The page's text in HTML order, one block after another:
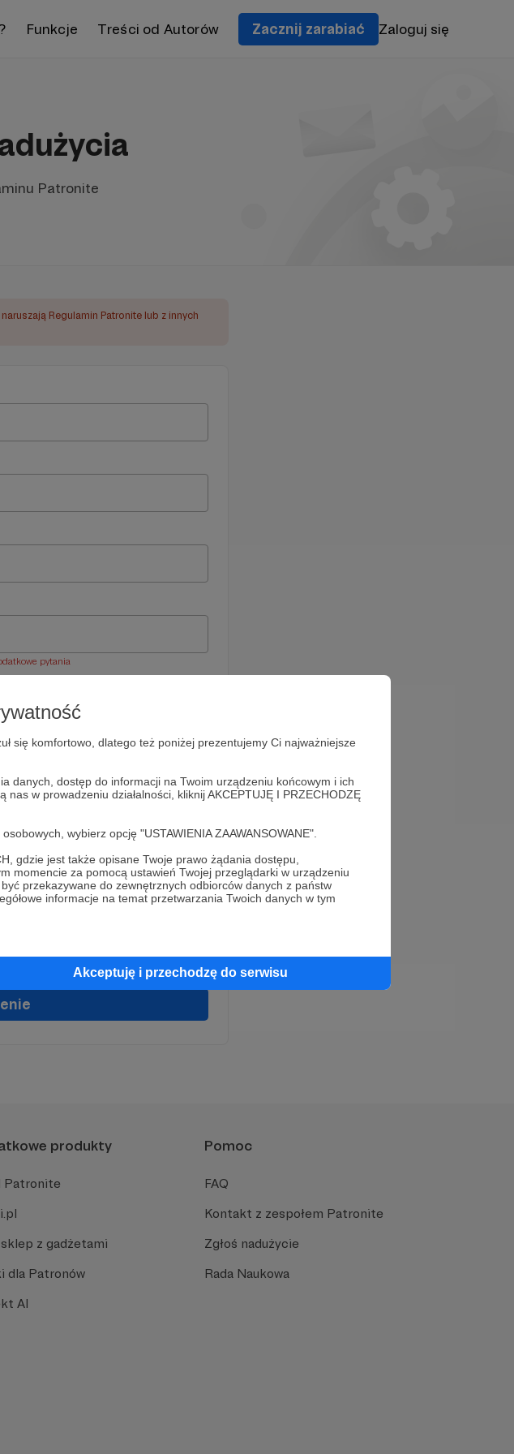
się komfortowo, dlatego też poniżej prezentujemy Ci najważniejsze
danych, dostęp do informacji na Twoim urządzeniu końcowym i ich
w prowadzeniu działalności, kliknij AKCEPTUJĘ I PRZECHODZĘ
wybierz opcję "USTAWIENIA ZAAWANSOWANE".
gdzie jest także opisane Twoje prawo żądania dostępu,
momencie za pomocą ustawień Twojej przeglądarki w urządzeniu
przekazywane do zewnętrznych odbiorców danych z państw
informacje na temat przetwarzania Twoich danych w tym
Akceptuję i przechodzę do serwisu
Funkcje Treści od Autorów Zacznij zarabiać Zaloguj się
Patronite
Regulamin Patronite lub z innych
pytania
osobowych przez Patronite
z o.o. z siedziba w Warszawie, ul. Żwirki i
w szczególności w celu wykonania
usługi drogą elektroniczną oraz pełnego
oraz otrzymywania wsparcia na naszej
z ogólnego rozporządzenia o ochronie
danych, ograniczenia ich przetwarzania,
Twoich danych osobowych.
podpisanego formularza "Zgodna na
produkty
Patronite
z gadżetami
dla Patronów
AI
Pomoc
FAQ
Kontakt z zespołem Patronite
Zgłoś nadużycie
Rada Naukowa